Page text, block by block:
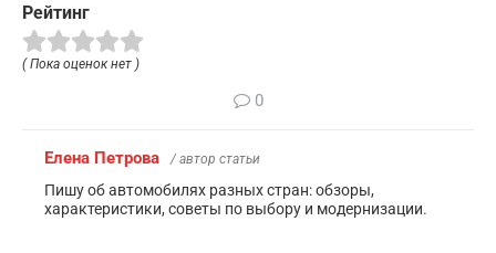
Рейтинг
( Пока оценок нет )
0
Елена Петрова / автор статьи
Пишу об автомобилях разных стран: обзоры,
характеристики, советы по выбору и модернизации.